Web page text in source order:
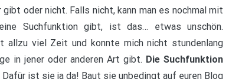
oder nicht. Falls nicht, kann man es nochmal mit
Suchfunktion gibt, ist das… etwas unschön.
viel Zeit und konnte mich nicht stundenlang
in jener oder anderen Art gibt. Die Suchfunktion
Dafür ist sie ja da! Baut sie unbedingt auf euren Blog